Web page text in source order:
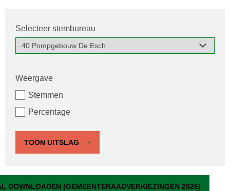
Selecteer stembureau
Weergave
Stemmen
Percentage
TOON UITSLAG
40 Pompgebouw De Esch
DOWNLOADEN (GEMEENTERAADVERKIEZINGEN 2026)